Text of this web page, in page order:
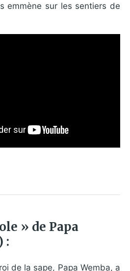
emmène sur les sentiers de
» de Papa
:
de la sape, Papa Wemba, a